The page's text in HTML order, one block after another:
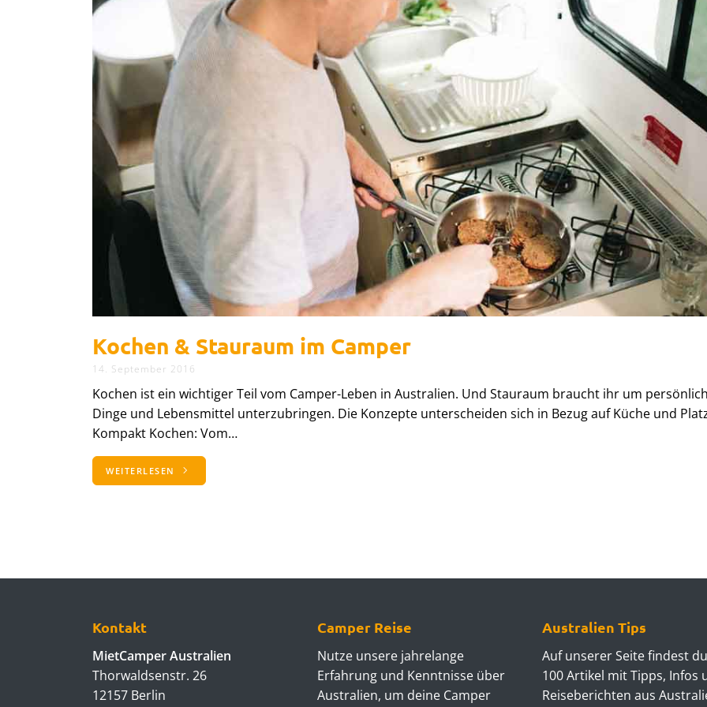
Kochen & Stauraum im Camper
14. September 2016
Kochen ist ein wichtiger Teil vom Camper-Leben in Australien. Und Stauraum braucht ihr um
Dinge und Lebensmittel unterzubringen. Die Konzepte unterscheiden sich in Bezug auf Küche und
Kompakt Kochen: Vom…
WEITERLESEN
Kontakt
MietCamper Australien
Thorwaldsenstr. 26
12157 Berlin
Camper Reise
Nutze unsere jahrelange
Erfahrung und Kenntnisse über
Australien, um deine Camper
Australien Tips
Auf unserer Seite findest
100 Artikel mit Tipps, Infos
Reiseberichten aus